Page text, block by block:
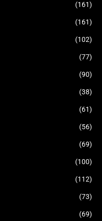
(161)
(161)
(102)
(77)
(90)
(38)
(61)
(56)
(69)
(100)
(112)
(73)
(69)